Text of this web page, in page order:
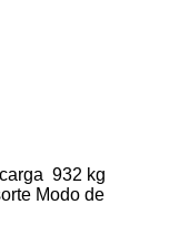
932 kg
Modo de